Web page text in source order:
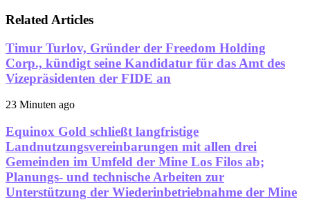
Related Articles
Timur Turlov, Gründer der Freedom Holding
Corp., kündigt seine Kandidatur für das Amt des
Vizepräsidenten der FIDE an
23 Minuten ago
Equinox Gold schließt langfristige
Landnutzungsvereinbarungen mit allen drei
Gemeinden im Umfeld der Mine Los Filos ab;
Planungs- und technische Arbeiten zur
Unterstützung der Wiederinbetriebnahme der Mine